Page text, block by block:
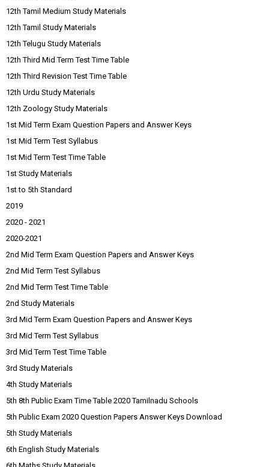
12th Tamil Medium Study Materials
12th Tamil Study Materials
12th Telugu Study Materials
12th Third Mid Term Test Time Table
12th Third Revision Test Time Table
12th Urdu Study Materials
12th Zoology Study Materials
1st Mid Term Exam Question Papers and Answer Keys
1st Mid Term Test Syllabus
1st Mid Term Test Time Table
1st Study Materials
1st to 5th Standard
2019
2020 - 2021
2020-2021
2nd Mid Term Exam Question Papers and Answer Keys
2nd Mid Term Test Syllabus
2nd Mid Term Test Time Table
2nd Study Materials
3rd Mid Term Exam Question Papers and Answer Keys
3rd Mid Term Test Syllabus
3rd Mid Term Test Time Table
3rd Study Materials
4th Study Materials
5th 8th Public Exam Time Table 2020 Tamilnadu Schools
5th Public Exam 2020 Question Papers Answer Keys Download
5th Study Materials
6th English Study Materials